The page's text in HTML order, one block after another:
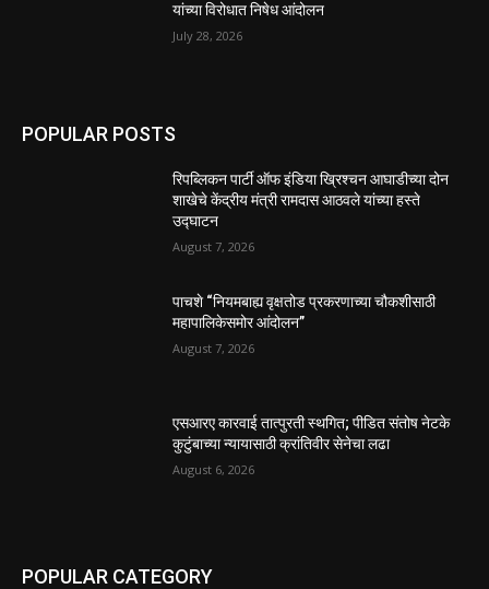
यांच्या विरोधात निषेध आंदोलन
July 28, 2026
POPULAR POSTS
रिपब्लिकन पार्टी ऑफ इंडिया ख्रिश्चन आघाडीच्या दोन
शाखेचे केंद्रीय मंत्री रामदास आठवले यांच्या हस्ते
उद्घाटन
August 7, 2026
पाचशे “नियमबाह्य वृक्षतोड प्रकरणाच्या चौकशीसाठी
महापालिकेसमोर आंदोलन”
August 7, 2026
एसआरए कारवाई तात्पुरती स्थगित; पीडित संतोष नेटके
कुटुंबाच्या न्यायासाठी क्रांतिवीर सेनेचा लढा
August 6, 2026
POPULAR CATEGORY